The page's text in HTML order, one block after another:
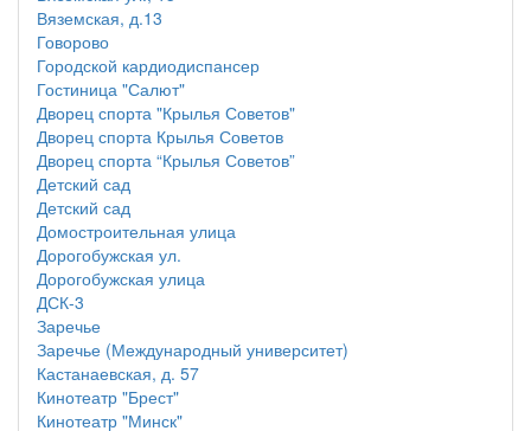
Вяземская, д.13
Говорово
Городской кардиодиспансер
Гостиница "Салют"
Дворец спорта "Крылья Советов"
Дворец спорта Крылья Советов
Дворец спорта “Крылья Советов”
Детский сад
Детский сад
Домостроительная улица
Дорогобужская ул.
Дорогобужская улица
ДСК-3
Заречье
Заречье (Международный университет)
Кастанаевская, д. 57
Кинотеатр "Брест"
Кинотеатр "Минск"